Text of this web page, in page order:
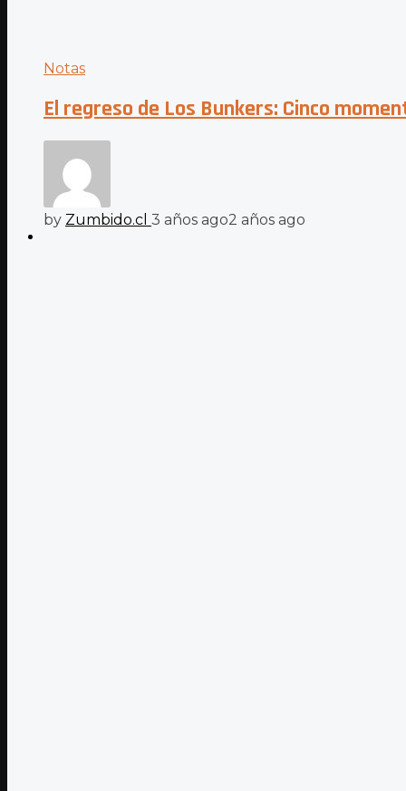
Notas
El regreso de Los Bunkers: Cinco
by Zumbido.cl 3 años ago2 años ago